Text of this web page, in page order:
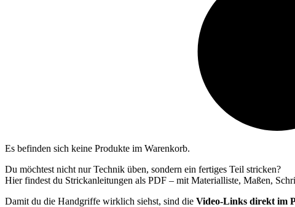
Es befinden sich keine Produkte im Warenkorb.
Du möchtest nicht nur Technik üben, sondern ein fertiges Teil stricken?
Hier findest du Strickanleitungen als PDF – mit Materialliste, Maßen,
Damit du die Handgriffe wirklich siehst, sind die Video‑Links direkt im